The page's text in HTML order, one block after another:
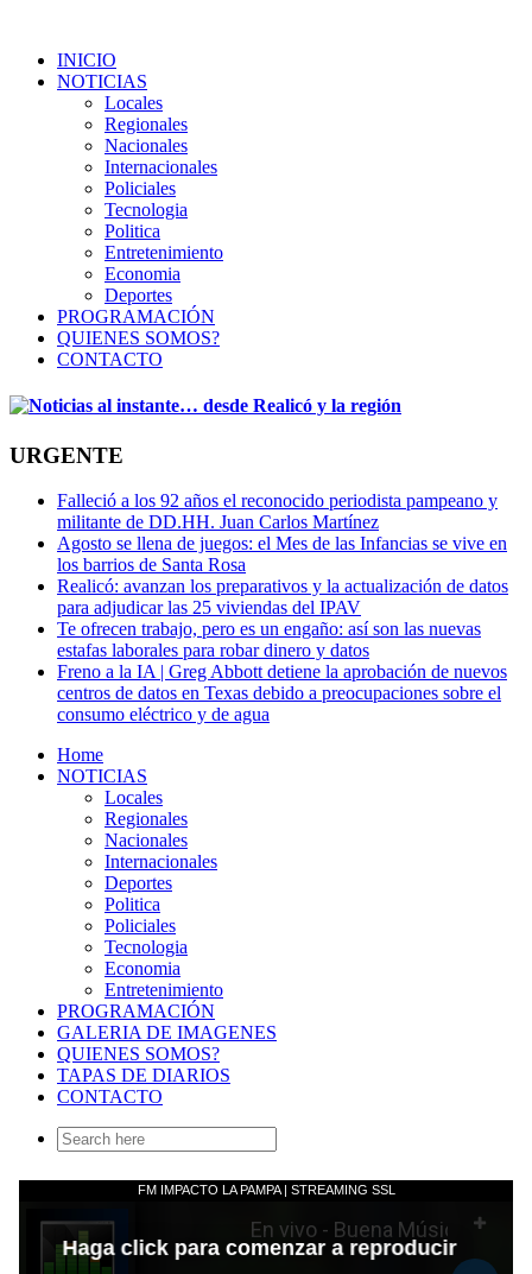
INICIO
NOTICIAS
Locales
Regionales
Nacionales
Internacionales
Policiales
Tecnologia
Politica
Entretenimiento
Economia
Deportes
PROGRAMACIÓN
QUIENES SOMOS?
CONTACTO
URGENTE
Falleció a los 92 años el reconocido periodista pampeano y
militante de DD.HH. Juan Carlos Martínez
Agosto se llena de juegos: el Mes de las Infancias se vive en
los barrios de Santa Rosa
Realicó: avanzan los preparativos y la actualización de datos
para adjudicar las 25 viviendas del IPAV
Te ofrecen trabajo, pero es un engaño: así son las nuevas
estafas laborales para robar dinero y datos
Freno a la IA | Greg Abbott detiene la aprobación de nuevos
centros de datos en Texas debido a preocupaciones sobre el
consumo eléctrico y de agua
Home
NOTICIAS
Locales
Regionales
Nacionales
Internacionales
Deportes
Politica
Policiales
Tecnologia
Economia
Entretenimiento
PROGRAMACIÓN
GALERIA DE IMAGENES
QUIENES SOMOS?
TAPAS DE DIARIOS
CONTACTO
Search
for: